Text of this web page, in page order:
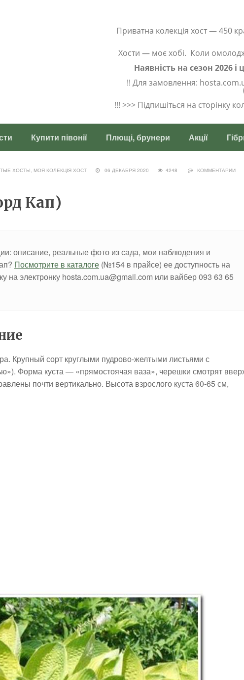
Приватна колекція хост — 450
Хости — моє хобі. Коли
Наявність на сезон 2026
!! Для замовлення:
!!! >>> Підпишіться на сторінку
Купити півонії Плющі, брунери Акції
ХОСТЫ, МОЯ КОЛЕКЦІЯ ХОСТ 06 ДЕКАБРЯ 2020 4248
КОММЕНТАРИИ
Кап)
описание, реальные фото из сада, мои наблюдения и
Посмотрите в каталоге (№154 в прайсе) ее доступность на
на электронку hosta.com.ua@gmail.com или вайбер 093 63 65
Крупный сорт круглыми пудрово-желтыми листьями с
Форма куста — «прямостоячая ваза», черешки смотрят
почти вертикально. Высота взрослого куста 60-65 см,